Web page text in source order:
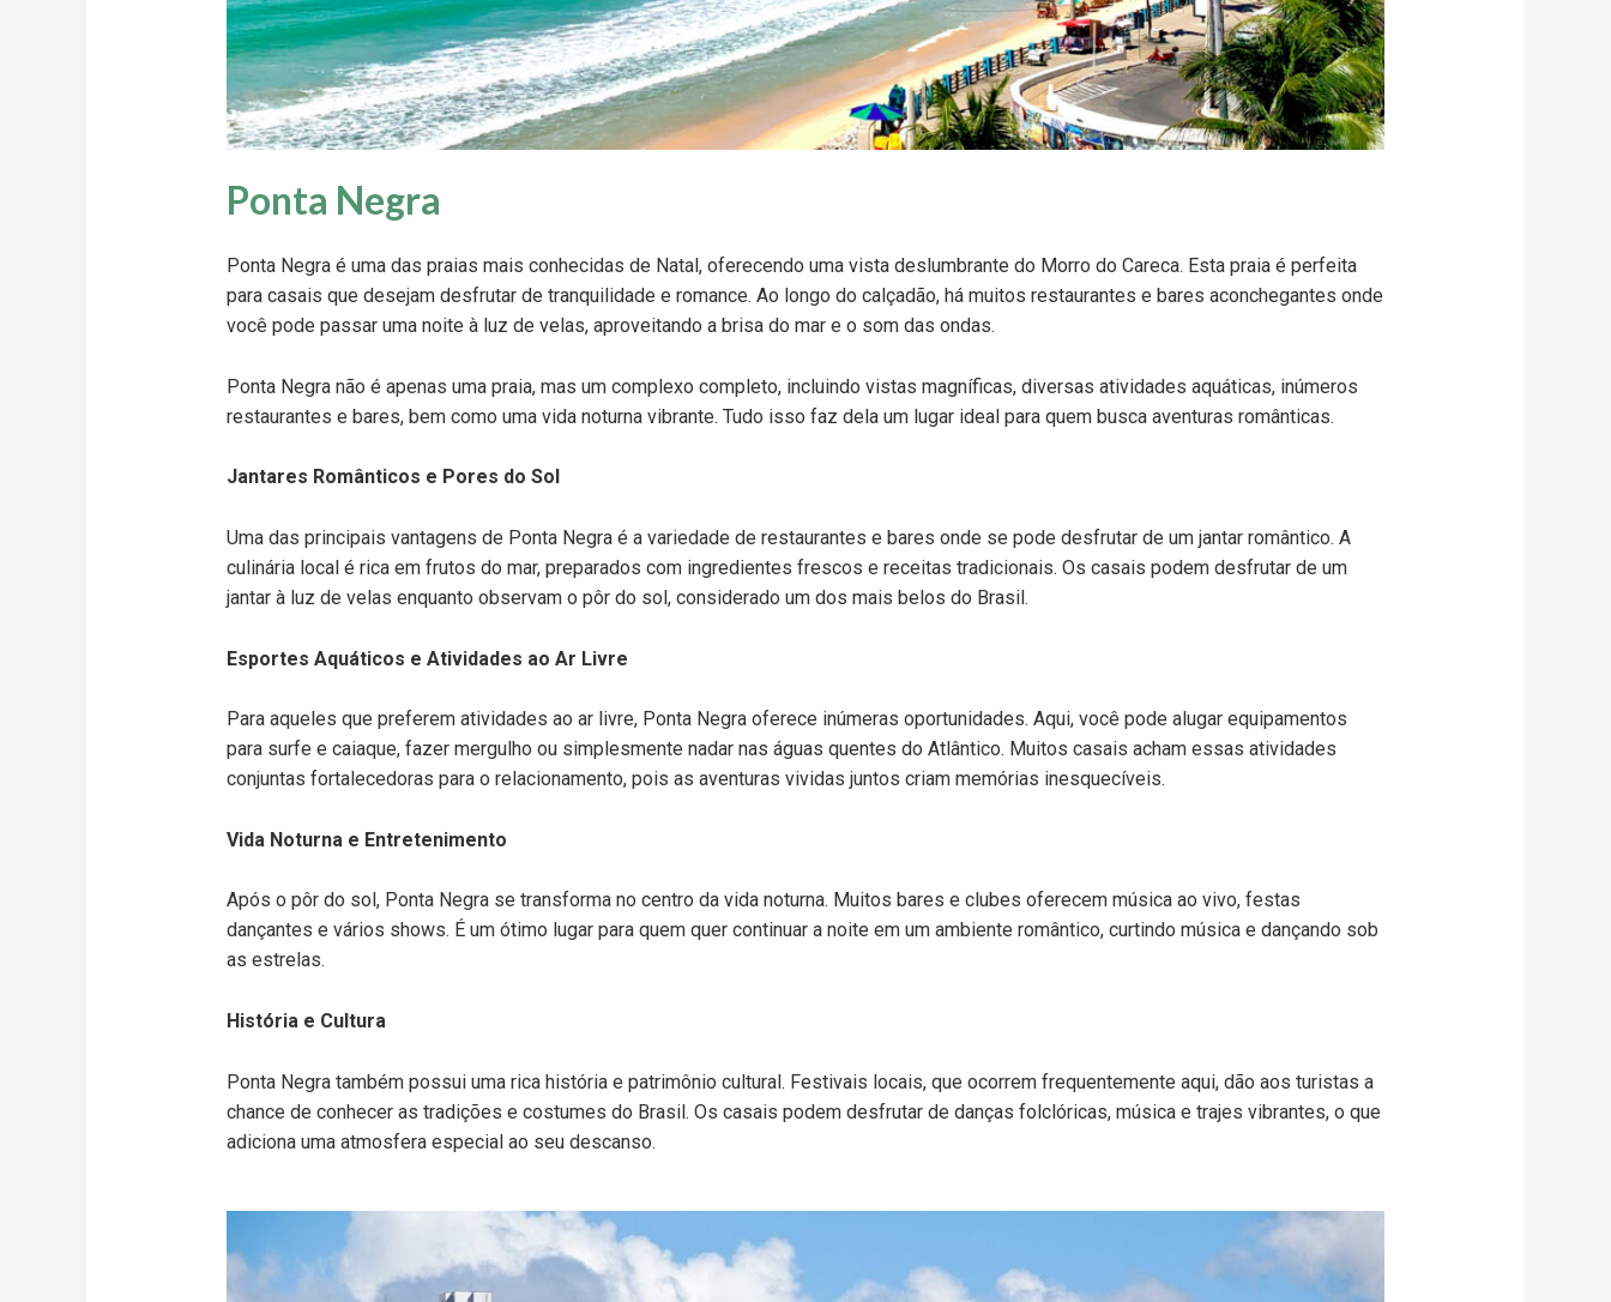
Ponta Negra
Ponta Negra é uma das praias mais conhecidas de Natal, oferecendo uma vista deslumbrante do Morro do Careca. Esta praia é perfeita
para casais que desejam desfrutar de tranquilidade e romance. Ao longo do calçadão, há muitos restaurantes e bares aconchegantes onde
você pode passar uma noite à luz de velas, aproveitando a brisa do mar e o som das ondas.
Ponta Negra não é apenas uma praia, mas um complexo completo, incluindo vistas magníficas, diversas atividades aquáticas, inúmeros
restaurantes e bares, bem como uma vida noturna vibrante. Tudo isso faz dela um lugar ideal para quem busca aventuras românticas.
Jantares Românticos e Pores do Sol
Uma das principais vantagens de Ponta Negra é a variedade de restaurantes e bares onde se pode desfrutar de um jantar romântico. A
culinária local é rica em frutos do mar, preparados com ingredientes frescos e receitas tradicionais. Os casais podem desfrutar de um
jantar à luz de velas enquanto observam o pôr do sol, considerado um dos mais belos do Brasil.
Esportes Aquáticos e Atividades ao Ar Livre
Para aqueles que preferem atividades ao ar livre, Ponta Negra oferece inúmeras oportunidades. Aqui, você pode alugar equipamentos
para surfe e caiaque, fazer mergulho ou simplesmente nadar nas águas quentes do Atlântico. Muitos casais acham essas atividades
conjuntas fortalecedoras para o relacionamento, pois as aventuras vividas juntos criam memórias inesquecíveis.
Vida Noturna e Entretenimento
Após o pôr do sol, Ponta Negra se transforma no centro da vida noturna. Muitos bares e clubes oferecem música ao vivo, festas
dançantes e vários shows. É um ótimo lugar para quem quer continuar a noite em um ambiente romântico, curtindo música e dançando sob
as estrelas.
História e Cultura
Ponta Negra também possui uma rica história e patrimônio cultural. Festivais locais, que ocorrem frequentemente aqui, dão aos turistas a
chance de conhecer as tradições e costumes do Brasil. Os casais podem desfrutar de danças folclóricas, música e trajes vibrantes, o que
adiciona uma atmosfera especial ao seu descanso.